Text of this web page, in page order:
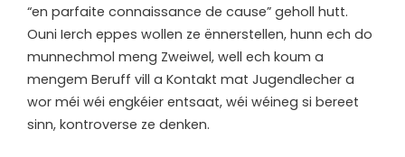
“en parfaite connaissance de cause” geholl hutt.
Ouni Ierch eppes wollen ze ënnerstellen, hunn ech do
munnechmol meng Zweiwel, well ech koum a
mengem Beruff vill a Kontakt mat Jugendlecher a
wor méi wéi engkéier entsaat, wéi wéineg si bereet
sinn, kontroverse ze denken.